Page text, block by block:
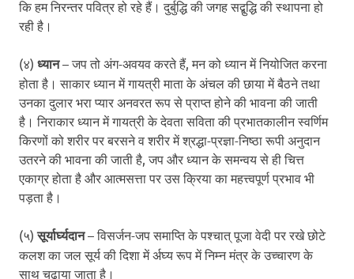
कि हम निरन्तर पवित्र हो रहे हैं। दुर्बुद्धि की जगह सद्बुद्धि की स्थापना हो
रही है।
(४) ध्यान– जप तो अंग-अवयव करते हैं, मन को ध्यान में नियोजित करना
होता है। साकार ध्यान में गायत्री माता के अंचल की छाया में बैठने तथा
उनका दुलार भरा प्यार अनवरत रूप से प्राप्त होने की भावना की जाती
है। निराकार ध्यान में गायत्री के देवता सविता की प्रभातकालीन स्वर्णिम
किरणों को शरीर पर बरसने व शरीर में श्रद्धा-प्रज्ञा-निष्ठा रूपी अनुदान
उतरने की भावना की जाती है, जप और ध्यान के समन्वय से ही चित्त
एकाग्र होता है और आत्मसत्ता पर उस क्रिया का महत्त्वपूर्ण प्रभाव भी
पड़ता है।
(५)सूर्यार्घ्यदान– विसर्जन-जप समाप्ति के पश्चात् पूजा वेदी पर रखे छोटे
कलश का जल सूर्य की दिशा में र्अघ्य रूप में निम्न मंत्र के उच्चारण के
साथ चढ़ाया जाता है।